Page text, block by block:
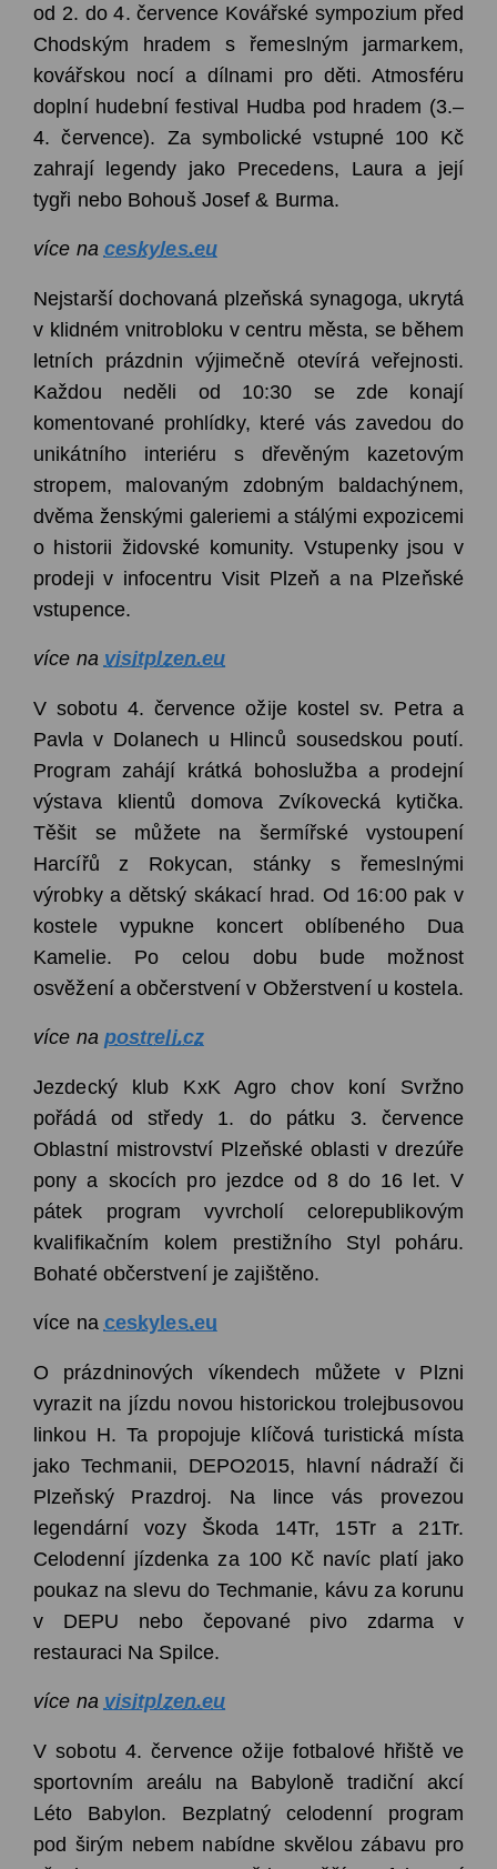
od 2. do 4. července Kovářské sympozium před
Chodským hradem s řemeslným jarmarkem,
kovářskou nocí a dílnami pro děti. Atmosféru
doplní hudební festival Hudba pod hradem (3.–
4. července). Za symbolické vstupné 100 Kč
zahrají legendy jako Precedens, Laura a její
tygři nebo Bohouš Josef & Burma.
více na ceskyles.eu
Nejstarší dochovaná plzeňská synagoga, ukrytá
v klidném vnitrobloku v centru města, se během
letních prázdnin výjimečně otevírá veřejnosti.
Každou neděli od 10:30 se zde konají
komentované prohlídky, které vás zavedou do
unikátního interiéru s dřevěným kazetovým
stropem, malovaným zdobným baldachýnem,
dvěma ženskými galeriemi a stálými expozicemi
o historii židovské komunity. Vstupenky jsou v
prodeji v infocentru Visit Plzeň a na Plzeňské
vstupence.
více na visitplzen.eu
V sobotu 4. července ožije kostel sv. Petra a
Pavla v Dolanech u Hlinců sousedskou poutí.
Program zahájí krátká bohoslužba a prodejní
výstava klientů domova Zvíkovecká kytička.
Těšit se můžete na šermířské vystoupení
Harcířů z Rokycan, stánky s řemeslnými
výrobky a dětský skákací hrad. Od 16:00 pak v
kostele vypukne koncert oblíbeného Dua
Kamelie. Po celou dobu bude možnost
osvěžení a občerstvení v Obžerstvení u kostela.
více na postreli.cz
Jezdecký klub KxK Agro chov koní Svržno
pořádá od středy 1. do pátku 3. července
Oblastní mistrovství Plzeňské oblasti v drezúře
pony a skocích pro jezdce od 8 do 16 let. V
pátek program vyvrcholí celorepublikovým
kvalifikačním kolem prestižního Styl poháru.
Bohaté občerstvení je zajištěno.
více na ceskyles.eu
O prázdninových víkendech můžete v Plzni
vyrazit na jízdu novou historickou trolejbusovou
linkou H. Ta propojuje klíčová turistická místa
jako Techmanii, DEPO2015, hlavní nádraží či
Plzeňský Prazdroj. Na lince vás provezou
legendární vozy Škoda 14Tr, 15Tr a 21Tr.
Celodenní jízdenka za 100 Kč navíc platí jako
poukaz na slevu do Techmanie, kávu za korunu
v DEPU nebo čepované pivo zdarma v
restauraci Na Spilce.
více na visitplzen.eu
V sobotu 4. července ožije fotbalové hřiště ve
sportovním areálu na Babyloně tradiční akcí
Léto Babylon. Bezplatný celodenní program
pod širým nebem nabídne skvělou zábavu pro